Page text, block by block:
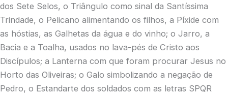
dos Sete Selos, o Triângulo como sinal da Santíssima
Trindade, o Pelicano alimentando os filhos, a Píxide com
as hóstias, as Galhetas da água e do vinho; o Jarro, a
Bacia e a Toalha, usados no lava-pés de Cristo aos
Discípulos; a Lanterna com que foram procurar Jesus no
Horto das Oliveiras; o Galo simbolizando a negação de
Pedro, o Estandarte dos soldados com as letras SPQR